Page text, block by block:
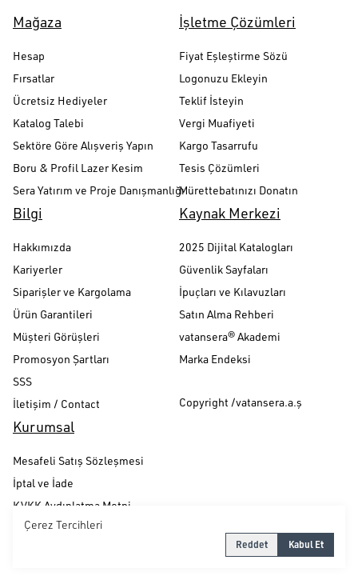
Çerez Tercihleri
Reddet Kabul Et
Mağaza
Hesap
Fırsatlar
Ücretsiz Hediyeler
Katalog Talebi
Sektöre Göre Alışveriş Yapın
Boru & Profil Lazer Kesim
Sera Yatırım ve Proje Danışmanlığı
İşletme Çözümleri
Fiyat Eşleştirme Sözü
Logonuzu Ekleyin
Teklif İsteyin
Vergi Muafiyeti
Kargo Tasarrufu
Tesis Çözümleri
Mürettebatınızı Donatın
Bilgi
Hakkımızda
Kariyerler
Siparişler ve Kargolama
Ürün Garantileri
Müşteri Görüşleri
Promosyon Şartları
SSS
İletişim / Contact
Kaynak Merkezi
2025 Dijital Katalogları
Güvenlik Sayfaları
İpuçları ve Kılavuzları
Satın Alma Rehberi
vatansera® Akademi
Marka Endeksi
Copyright /vatansera.a.ş
Kurumsal
Mesafeli Satış Sözleşmesi
İptal ve İade
KVKK Aydınlatma Metni
Gizlilik ve Güvenlik Politikası